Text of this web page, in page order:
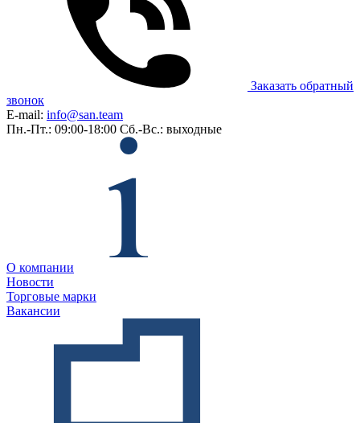
Заказать обратный
звонок
E-mail: info@san.team
Пн.-Пт.: 09:00-18:00 Сб.-Вс.: выходные
О компании
Новости
Торговые марки
Вакансии